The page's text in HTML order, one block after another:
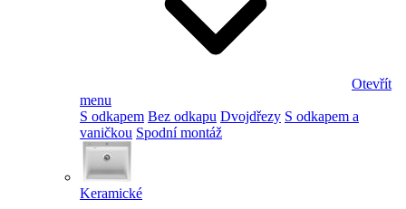
Otevřít
menu
S odkapem Bez odkapu Dvojdřezy S odkapem a
vaničkou Spodní montáž
Keramické